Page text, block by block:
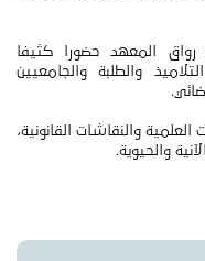
المعهد حضورا كثيفا
والطلبة والجامعيين
والنقاشات القانونية،
والحيوية.